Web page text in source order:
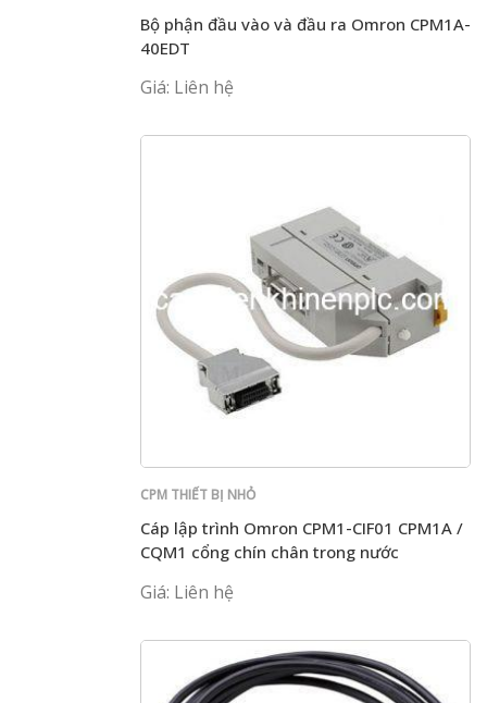
Bộ phận đầu vào và đầu ra Omron CPM1A-
40EDT
Giá: Liên hệ
CPM THIẾT BỊ NHỎ
Cáp lập trình Omron CPM1-CIF01 CPM1A /
CQM1 cổng chín chân trong nước
Giá: Liên hệ